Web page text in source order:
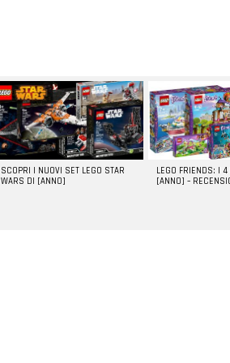
SCOPRI I NUOVI SET LEGO STAR
WARS DI [ANNO]
LEGO FRIENDS: I
[ANNO] –